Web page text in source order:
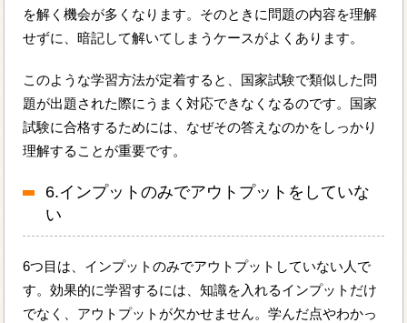
を解く機会が多くなります。そのときに問題の内容を理解
せずに、暗記して解いてしまうケースがよくあります。
このような学習方法が定着すると、国家試験で類似した問
題が出題された際にうまく対応できなくなるのです。国家
試験に合格するためには、なぜその答えなのかをしっかり
理解することが重要です。
6.インプットのみでアウトプットをしていな
い
6つ目は、インプットのみでアウトプットしていない人で
す。効果的に学習するには、知識を入れるインプットだけ
でなく、アウトプットが欠かせません。学んだ点やわかっ